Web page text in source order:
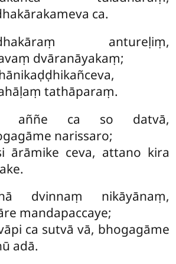
ca.
antureḷiṃ,
dvāranāyakaṃ;
tathāparaṃ.
aññe ca so datvā,
narissaro;
ārāmike ceva, attano kira
dvinnaṃ nikāyānaṃ,
mandapaccaye;
ca sutvā vā, bhogagāme
adā.